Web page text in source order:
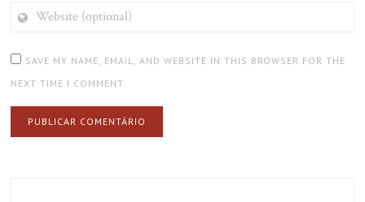
(OPTIONAL)
SAVE MY NAME, EMAIL, AND WEBSITE IN THIS BROWSER FOR THE
NEXT TIME I COMMENT.